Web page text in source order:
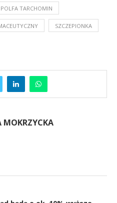
POLFA TARCHOMIN
SZCZEPIONKA
MOKRZYCKA